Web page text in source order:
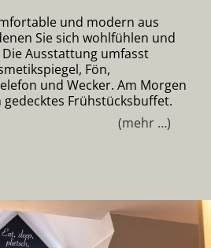
und modern aus
Sie sich wohlfühlen und
Ausstattung umfasst
Fön,
und Wecker. Am Morgen
Frühstücksbuffet.
(mehr …)